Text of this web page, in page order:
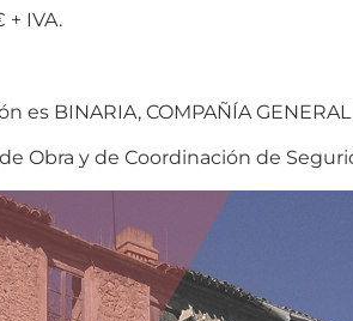
+ IVA.
BINARIA, COMPAÑÍA GENERAL
Obra y de Coordinación de